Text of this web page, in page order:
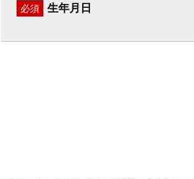
必須 生年月日